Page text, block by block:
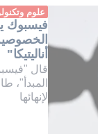
دقيقة.
علوم
فيسبوك
أناليتيكا"
قال
لإنهائها